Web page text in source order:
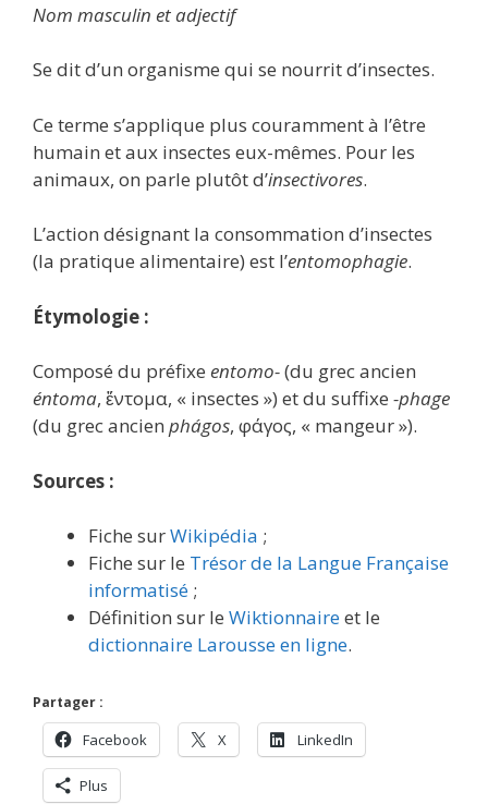
Nom masculin et adjectif
Se dit d’un organisme qui se nourrit d’insectes.
Ce terme s’applique plus couramment à l’être
humain et aux insectes eux-mêmes. Pour les
animaux, on parle plutôt d’insectivores.
L’action désignant la consommation d’insectes
(la pratique alimentaire) est l’entomophagie.
Étymologie :
Composé du préfixe entomo-(du grec ancien
éntoma, ἔντομα, « insectes ») et du suffixe -phage
(du grec ancien phágos, φάγος, « mangeur »).
Sources :
Fiche surWikipédia ;
Fiche sur le Trésor de la Langue Française
informatisé ;
Définition sur le Wiktionnaireet le
dictionnaire Larousse en ligne.
Partager :
Facebook X LinkedIn
Plus